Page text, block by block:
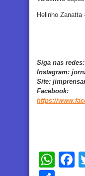
Helinho
Siga nas redes:
Instagram:
Site:
Facebook:
https://